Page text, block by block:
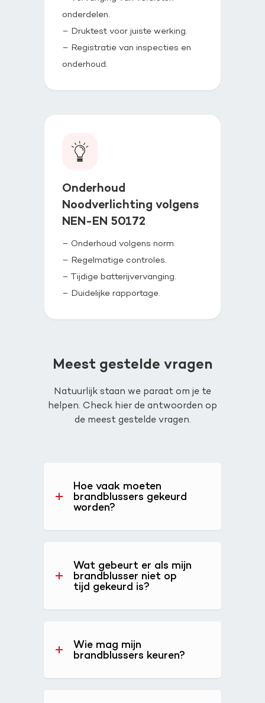
onderdelen.
– Druktest voor juiste werking.
– Registratie van inspecties en
onderhoud.
Onderhoud
Noodverlichting volgens
NEN-EN 50172
– Onderhoud volgens norm.
– Regelmatige controles.
– Tijdige batterijvervanging.
– Duidelijke rapportage.
Meest gestelde vragen
Natuurlijk staan we paraat om je te
helpen. Check hier de antwoorden op
de meest gestelde vragen.
Hoe vaak moeten
brandblussers gekeurd
worden?
Wat gebeurt er als mijn
brandblusser niet op
tijd gekeurd is?
Wie mag mijn
brandblussers keuren?